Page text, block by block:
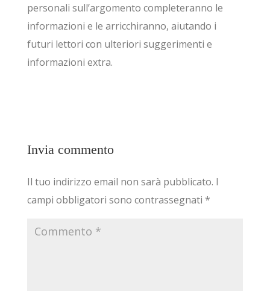
personali sull’argomento completeranno le
informazioni e le arricchiranno, aiutando i
futuri lettori con ulteriori suggerimenti e
informazioni extra.
Invia commento
Il tuo indirizzo email non sarà pubblicato. I
campi obbligatori sono contrassegnati *